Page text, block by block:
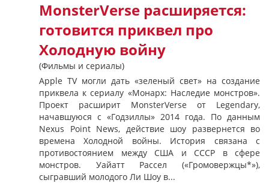
MonsterVerse расширяется:
готовится приквел про
Холодную войну
(Фильмы и сериалы)
Apple TV могли дать «зеленый свет» на создание
приквела к сериалу «Монарх: Наследие монстров».
Проект расширит MonsterVerse от Legendary,
начавшуюся с «Годзиллы» 2014 года. По данным
Nexus Point News, действие шоу развернется во
времена Холодной войны. История связана с
противостоянием между США и СССР в сфере
монстров. Уайатт Рассел («Громовержцы*»),
сыгравший молодого Ли Шоу в...